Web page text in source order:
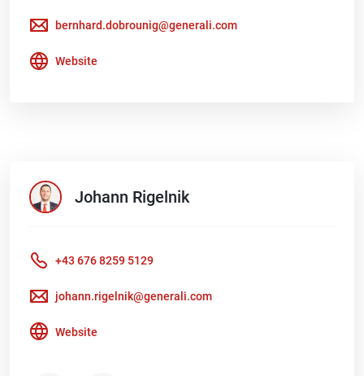
bernhard.dobrounig@generali.com
Website
Johann Rigelnik
+43 676 8259 5129
johann.rigelnik@generali.com
Website